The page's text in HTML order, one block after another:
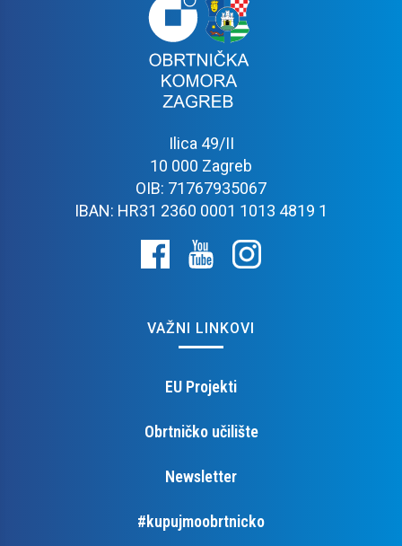
Ilica 49/II
10 000 Zagreb
OIB: 71767935067
IBAN: HR31 2360 0001 1013 4819 1
VAŽNI LINKOVI
EU Projekti
Obrtničko učilište
Newsletter
#kupujmoobrtnicko